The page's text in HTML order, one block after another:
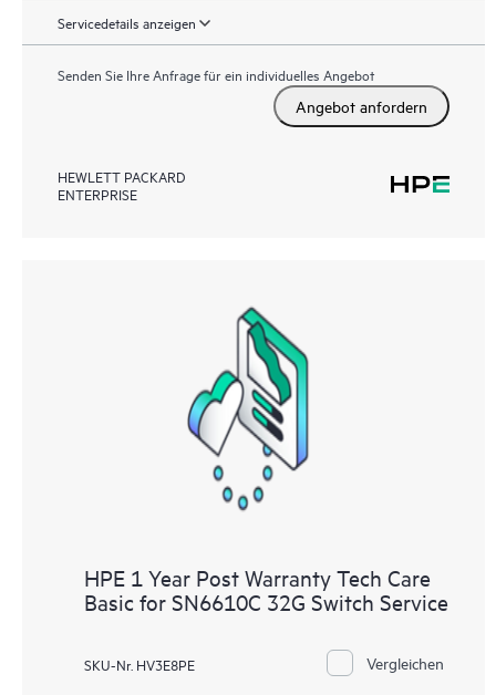
Servicedetails anzeigen
Senden Sie Ihre Anfrage für ein individuelles Angebot
Angebot anfordern
HEWLETT PACKARD
ENTERPRISE
HPE 1 Year Post Warranty Tech Care
Basic for SN6610C 32G Switch Service
SKU-Nr. HV3E8PE Vergleichen